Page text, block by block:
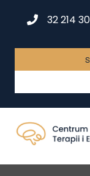
32 214